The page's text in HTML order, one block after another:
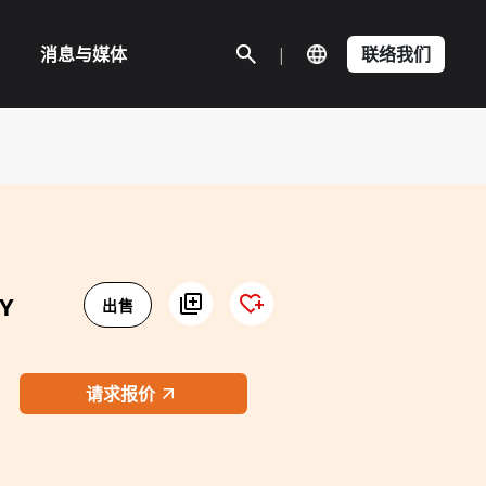
消息与媒体 | 联络我们
出售
请求报价